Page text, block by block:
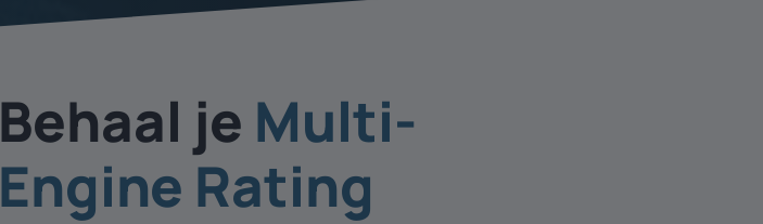
Behaal je Multi-
Engine Rating